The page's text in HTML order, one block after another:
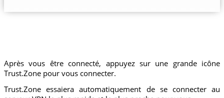
Après vous être connecté, appuyez sur une grande icône
Trust.Zone pour vous connecter.
Trust.Zone essaiera automatiquement de se connecter au